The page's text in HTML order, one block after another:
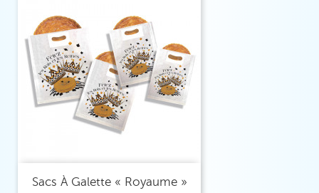
Sacs À Galette « Royaume »